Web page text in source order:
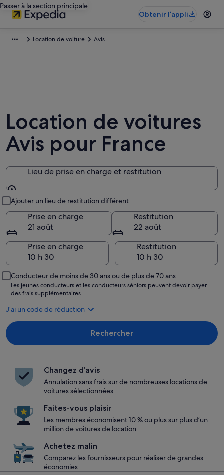
Passer à la section principale
Obtenir l’appli
Location de voiture Avis
Location de voitures
Avis pour France
Lieu de prise en charge et restitution
Ajouter un lieu de restitution différent
Prise en charge
21 août
Restitution
22 août
Prise en charge
Restitution
Conducteur de moins de 30 ans ou de plus de 70 ans
Les jeunes conducteurs et les conducteurs séniors peuvent devoir payer
des frais supplémentaires.
J’ai un code de réduction
Rechercher
Changez d’avis
Annulation sans frais sur de nombreuses locations de
voitures sélectionnées
Faites-vous plaisir
Les membres économisent 10 % ou plus sur plus d’un
million de voitures de location
Achetez malin
Comparez les fournisseurs pour réaliser de grandes
économies